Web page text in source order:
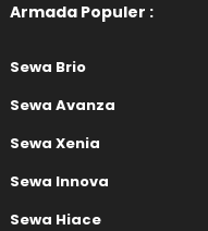
Armada Populer :
Sewa Brio
Sewa Avanza
Sewa Xenia
Sewa Innova
Sewa Hiace